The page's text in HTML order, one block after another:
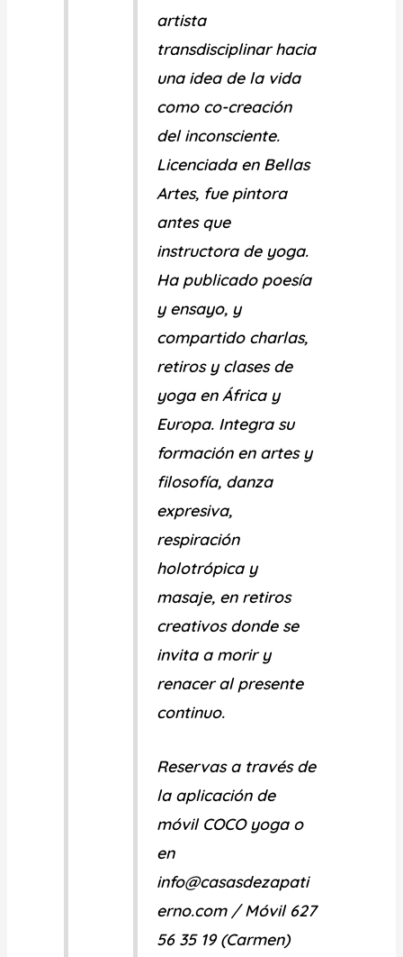
artista
transdisciplinar hacia
una idea de la vida
como co-creación
del inconsciente.
Licenciada en Bellas
Artes, fue pintora
antes que
instructora de yoga.
Ha publicado poesía
y ensayo, y
compartido charlas,
retiros y clases de
yoga en África y
Europa. Integra su
formación en artes y
filosofía, danza
expresiva,
respiración
holotrópica y
masaje, en retiros
creativos donde se
invita a morir y
renacer al presente
continuo.
Reservas a través de
la aplicación de
móvil COCO yoga o
en
info@casasdezapati
erno.com/ Móvil 627
56 35 19 (Carmen)